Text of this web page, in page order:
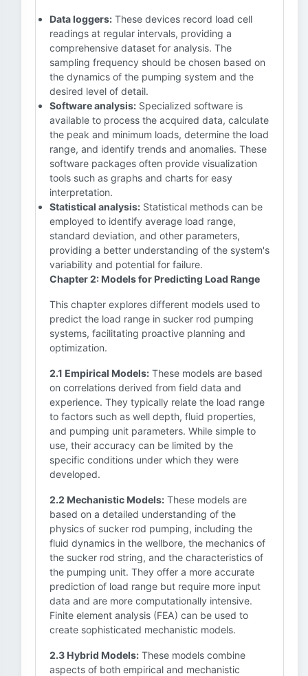
Data loggers: These devices record load cell
readings at regular intervals, providing a
comprehensive dataset for analysis. The
sampling frequency should be chosen based on
the dynamics of the pumping system and the
desired level of detail.
Software analysis: Specialized software is
available to process the acquired data, calculate
the peak and minimum loads, determine the load
range, and identify trends and anomalies. These
software packages often provide visualization
tools such as graphs and charts for easy
interpretation.
Statistical analysis: Statistical methods can be
employed to identify average load range,
standard deviation, and other parameters,
providing a better understanding of the system's
variability and potential for failure.
Chapter 2: Models for Predicting Load Range
This chapter explores different models used to
predict the load range in sucker rod pumping
systems, facilitating proactive planning and
optimization.
2.1 Empirical Models: These models are based
on correlations derived from field data and
experience. They typically relate the load range
to factors such as well depth, fluid properties,
and pumping unit parameters. While simple to
use, their accuracy can be limited by the
specific conditions under which they were
developed.
2.2 Mechanistic Models: These models are
based on a detailed understanding of the
physics of sucker rod pumping, including the
fluid dynamics in the wellbore, the mechanics of
the sucker rod string, and the characteristics of
the pumping unit. They offer a more accurate
prediction of load range but require more input
data and are more computationally intensive.
Finite element analysis (FEA) can be used to
create sophisticated mechanistic models.
2.3 Hybrid Models: These models combine
aspects of both empirical and mechanistic